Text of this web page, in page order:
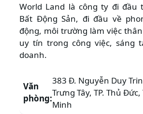
World Land là công ty đi đầu
Bất Động Sản, đi đầu về
động, môi trường làm việc
uy tín trong công việc, sáng
doanh.
Văn
phòng:
383 Đ. Nguyễn Duy
Trưng Tây, TP. Thủ Đức,
Minh